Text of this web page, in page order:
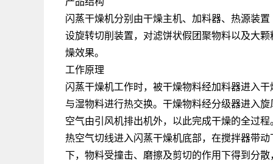
闪蒸干燥机分别由干燥主机、加料器、热源装
设旋转切削装置，对滤饼状假团聚物料以及大
燥效果。
工作原理
闪蒸干燥机工作时，被干燥物料经加料器进入
与湿物料进行热交换。干燥物料经分级器进入
空气由引风机排出机外，以此完成干燥的全过程
热空气切线进入闪蒸干燥机底部，在搅拌器带
下，物料受撞击、磨擦及剪切的作用下得到分